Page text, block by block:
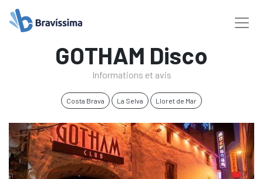
GOTHAM Disco
Informations et avis
Costa Brava La Selva Lloret de Mar